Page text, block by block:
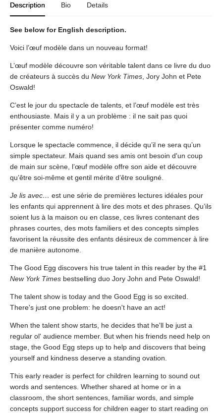
Description Bio Details
See below for English description.
Voici l’œuf modèle dans un nouveau format!
L’œuf modèle découvre son véritable talent dans ce livre du duo
de créateurs à succès du New York Times , Jory John et Pete
Oswald!
C’est le jour du spectacle de talents, et l’œuf modèle est très
enthousiaste. Mais il y a un problème : il ne sait pas quoi
présenter comme numéro!
Lorsque le spectacle commence, il décide qu’il ne sera qu’un
simple spectateur. Mais quand ses amis ont besoin d'un coup
de main sur scène, l’œuf modèle offre son aide et découvre
qu’être soi-même et gentil mérite d’être souligné.
Je lis avec… est une série de premières lectures idéales pour
les enfants qui apprennent à lire des mots et des phrases. Qu’ils
soient lus à la maison ou en classe, ces livres contenant des
phrases courtes, des mots familiers et des concepts simples
favorisent la réussite des enfants désireux de commencer à lire
de manière autonome.
The Good Egg discovers his true talent in this reader by the #1
New York Times bestselling duo Jory John and Pete Oswald!
The talent show is today and the Good Egg is so excited.
There's just one problem: he doesn't have an act!
When the talent show starts, he decides that he'll be just a
regular ol' audience member. But when his friends need help on
stage, the Good Egg steps up to help and discovers that being
yourself and kindness deserve a standing ovation.
This early reader is perfect for children learning to sound out
words and sentences. Whether shared at home or in a
classroom, the short sentences, familiar words, and simple
concepts support success for children eager to start reading on